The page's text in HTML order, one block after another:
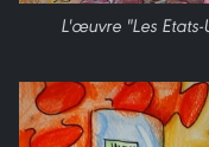
L'œuvre "Les Etats-